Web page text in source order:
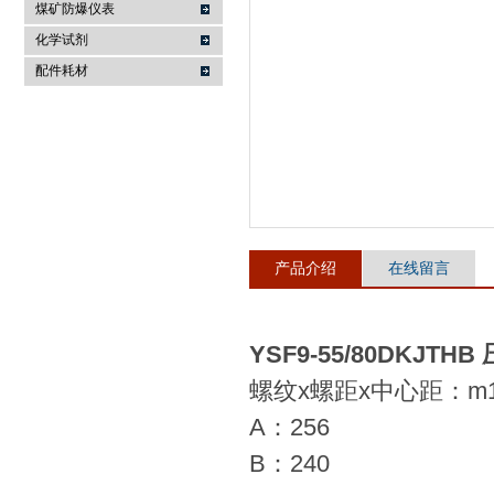
煤矿防爆仪表
化学试剂
配件耗材
产品介绍 在线留言
YSF9-55/80DKJTHB
螺纹x螺距x中心距：
A：256
B：240